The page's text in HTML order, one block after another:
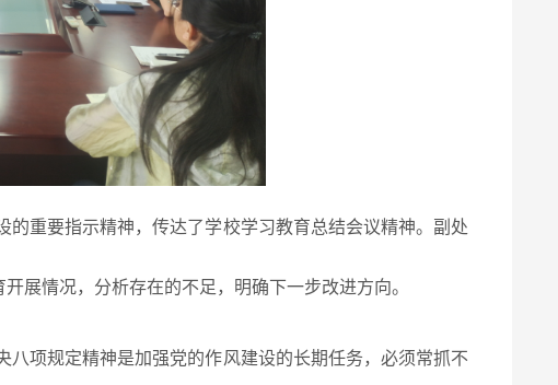
重要指示精神，传达了学校学习教育总结会议精神。副处
展情况，分析存在的不足，明确下一步改进方向。
项规定精神是加强党的作风建设的长期任务，必须常抓不